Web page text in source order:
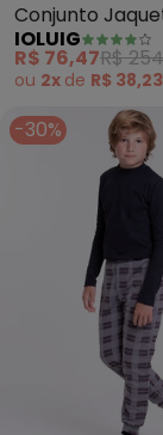
Conjunto
Microfibra e
(Preto)
IOLUIG
R$ 76,47R$
ou 2x de R$ 38,23
-30%